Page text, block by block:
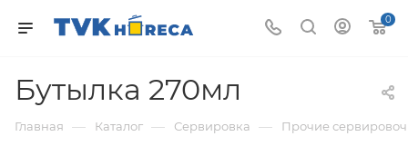
0
Бутылка 270мл
Главная — Каталог — Сервировка — Прочие